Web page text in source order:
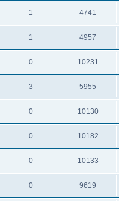
1 4741
1 4957
0 10231
3 5955
0 10130
0 10182
0 10133
0 9619